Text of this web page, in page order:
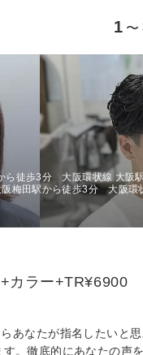
1 〜
ら徒歩3分 大阪環状線 大阪
梅田駅から徒歩3分 大阪環
+カラー+TR¥6900
あなたが指名したいと
。徹底的にあなたの声